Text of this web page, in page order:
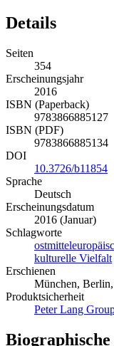
Details
Seiten
354
Erscheinungsjahr
2016
ISBN (Paperback)
9783866885127
ISBN (PDF)
9783866885134
DOI
10.3726/b11854
Sprache
Deutsch
Erscheinungsdatum
2016 (Januar)
Schlagworte
kulturelle Vielfalt
Erschienen
München,
Produktsicherheit
Peter Lang
Biographische